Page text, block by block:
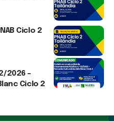
Ciclo 2
2026 –
Ciclo 2